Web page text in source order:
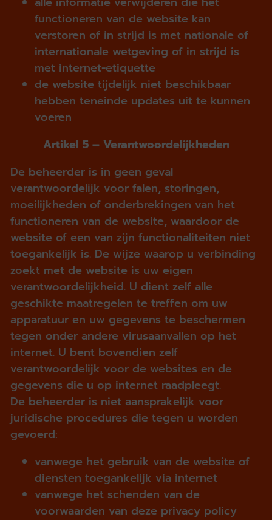
functioneren van de website kan
verstoren of in strijd is met nationale of
internationale wetgeving of in strijd is
met internet-etiquette
de website tijdelijk niet beschikbaar
hebben teneinde updates uit te kunnen
voeren
Artikel 5 – Verantwoordelijkheden
De beheerder is in geen geval
verantwoordelijk voor falen, storingen,
moeilijkheden of onderbrekingen van het
functioneren van de website, waardoor de
website of een van zijn functionaliteiten niet
toegankelijk is. De wijze waarop u verbinding
zoekt met de website is uw eigen
verantwoordelijkheid. U dient zelf alle
geschikte maatregelen te treffen om uw
apparatuur en uw gegevens te beschermen
tegen onder andere virusaanvallen op het
internet. U bent bovendien zelf
verantwoordelijk voor de websites en de
gegevens die u op internet raadpleegt.
De beheerder is niet aansprakelijk voor
juridische procedures die tegen u worden
gevoerd:
vanwege het gebruik van de website of
diensten toegankelijk via internet
vanwege het schenden van de
voorwaarden van deze privacy policy